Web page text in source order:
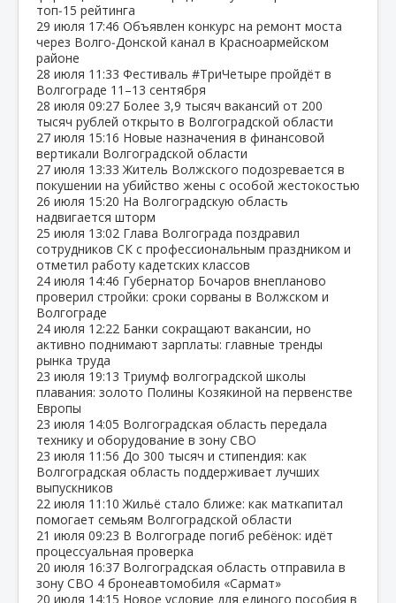
топ‑15 рейтинга
29 июля 17:46 Объявлен конкурс на ремонт моста
через Волго‑Донской канал в Красноармейском
районе
28 июля 11:33 Фестиваль #ТриЧетыре пройдёт в
Волгограде 11–13 сентября
28 июля 09:27 Более 3,9 тысяч вакансий от 200
тысяч рублей открыто в Волгоградской области
27 июля 15:16 Новые назначения в финансовой
вертикали Волгоградской области
27 июля 13:33 Житель Волжского подозревается в
покушении на убийство жены с особой жестокостью
26 июля 15:20 На Волгоградскую область
надвигается шторм
25 июля 13:02 Глава Волгограда поздравил
сотрудников СК с профессиональным праздником и
отметил работу кадетских классов
24 июля 14:46 Губернатор Бочаров внепланово
проверил стройки: сроки сорваны в Волжском и
Волгограде
24 июля 12:22 Банки сокращают вакансии, но
активно поднимают зарплаты: главные тренды
рынка труда
23 июля 19:13 Триумф волгоградской школы
плавания: золото Полины Козякиной на первенстве
Европы
23 июля 14:05 Волгоградская область передала
технику и оборудование в зону СВО
23 июля 11:56 До 300 тысяч и стипендия: как
Волгоградская область поддерживает лучших
выпускников
22 июля 11:10 Жильё стало ближе: как маткапитал
помогает семьям Волгоградской области
21 июля 09:23 В Волгограде погиб ребёнок: идёт
процессуальная проверка
20 июля 16:37 Волгоградская область отправила в
зону СВО 4 бронеавтомобиля «Сармат»
20 июля 14:15 Новое условие для единого пособия в